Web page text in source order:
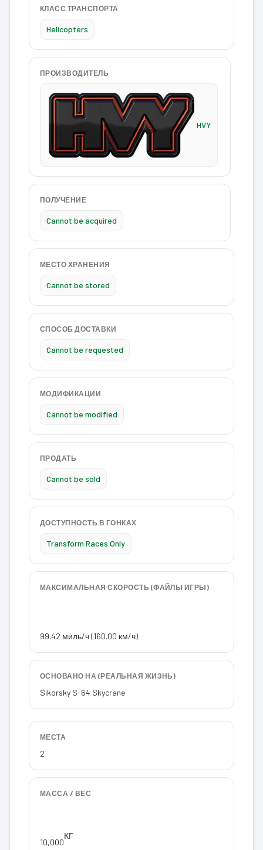
КЛАСС ТРАНСПОРТА
Helicopters
ПРОИЗВОДИТЕЛЬ
HVY
ПОЛУЧЕНИЕ
Cannot be acquired
МЕСТО ХРАНЕНИЯ
Cannot be stored
СПОСОБ ДОСТАВКИ
Cannot be requested
МОДИФИКАЦИИ
Cannot be modified
ПРОДАТЬ
Cannot be sold
ДОСТУПНОСТЬ В ГОНКАХ
Transform Races Only
МАКСИМАЛЬНАЯ СКОРОСТЬ (ФАЙЛЫ ИГРЫ)
99.42 миль/ч (160.00 км/ч)
ОСНОВАНО НА (РЕАЛЬНАЯ ЖИЗНЬ)
Sikorsky S-64 Skycrane
МЕСТА
2
МАССА / ВЕС
10,000
КГ